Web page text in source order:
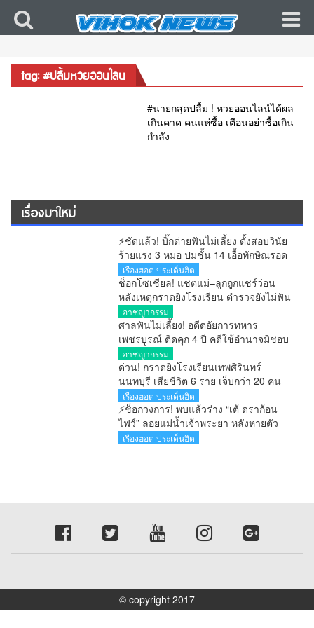
tag: #ปลื้มหวยออนไลน
#นายกสุดปลื้ม ! หวยออนไลน์ได้ผล
เกินคาด คนแห่ซื้อ เตือนอย่าซื้อเกิน
กำลัง
เรื่องมาใหม่
⚡ชัดแล้ว! บิ๊กต่ายฟันไม่เลี้ยง ตั้งสอบวินัย
ร้ายแรง 3 หมอ ปมชั้น 14 เอื้อทักษิณรอด
คุก หลังศาลตัดสินแล้ว
เรื่องฮอต ประเด็นฮิต
ช็อกโซเชียล! แชตแม่–ลูกถูกแชร์ว่อน
หลังเหตุกราดยิงโรงเรียน ตำรวจยังไม่ฟัน
ธงของจริง
อาชญากรรม
ศาลฟันไม่เลี้ยง! อดีตอัยการทหาร
เพชรบูรณ์ ติดคุก 4 ปี คดีใช้อำนาจมิชอบ
รายงานคดียาไม่ตรงความจริง ไม่รอ
ลงอาญา
อาชญากรรม
ด่วน! กราดยิงโรงเรียนเทพศิรินทร์
นนทบุรี เสียชีวิต 6 ราย เจ็บกว่า 20 คน
ตำรวจคุมสถานการณ์ได้แล้ว
เรื่องฮอต ประเด็นฮิต
⚡ช็อกวงการ! พบแล้วร่าง “เต้ ดราก้อน
ไฟว์” ลอยแม่น้ำเจ้าพระยา หลังหายตัว
ปริศนาตั้งแต่เช้ามืด
เรื่องฮอต ประเด็นฮิต
© copyright 2017